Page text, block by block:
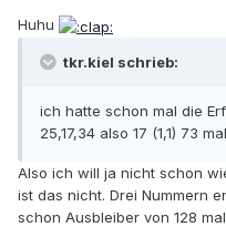
Huhu
tkr.kiel schrieb:
ich hatte schon mal die
25,17,34 also 17 (1,1) 73
Also ich will ja nicht schon
ist das nicht. Drei Nummern
schon Ausbleiber von 128